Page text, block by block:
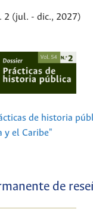
2 (jul. - dic., 2027)
de historia
y el Caribe"
de